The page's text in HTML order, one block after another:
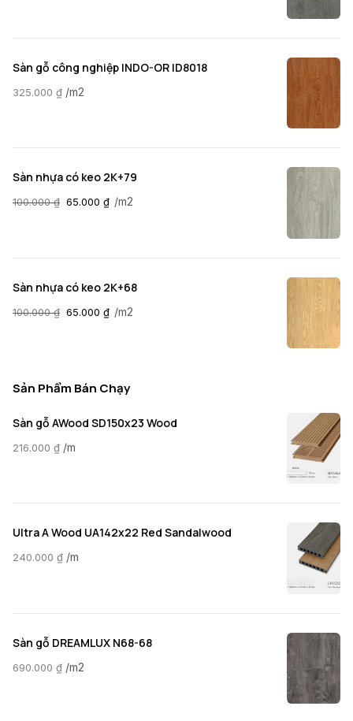
Sàn gỗ công nghiệp INDO-OR ID8018
325.000 ₫ /m2
Sàn nhựa có keo 2K+79
100.000₫ 65.000 ₫ /m2
Sàn nhựa có keo 2K+68
100.000₫ 65.000 ₫ /m2
Sản Phẩm Bán Chạy
Sàn gỗ AWood SD150x23 Wood
216.000 ₫ /m
Ultra A Wood UA142x22 Red Sandalwood
240.000 ₫ /m
Sàn gỗ DREAMLUX N68-68
690.000 ₫ /m2